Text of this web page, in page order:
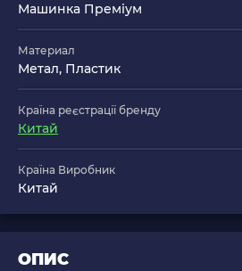
Машинка Преміум
Материал
Метал, Пластик
Країна реєстрації бренду
Китай
Країна Виробник
Китай
ОПИС